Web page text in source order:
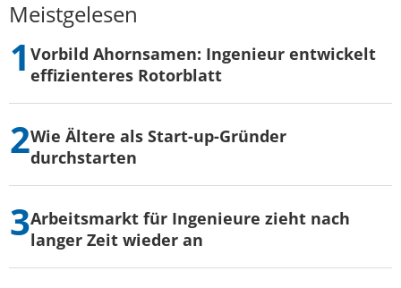
Meistgelesen
Vorbild Ahornsamen: Ingenieur entwickelt
effizienteres Rotorblatt
Wie Ältere als Start-up-Gründer
durchstarten
Arbeitsmarkt für Ingenieure zieht nach
langer Zeit wieder an